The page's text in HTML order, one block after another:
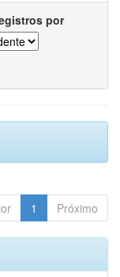
por
1 Próximo